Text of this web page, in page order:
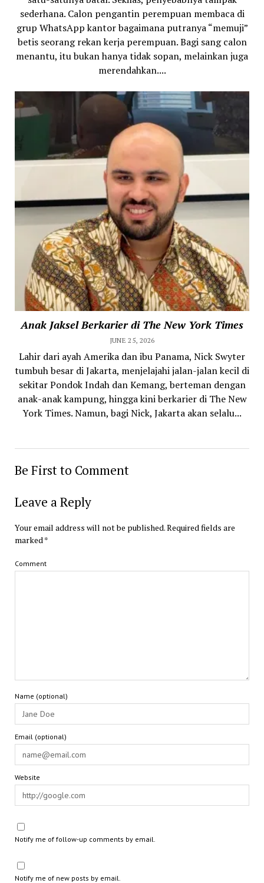
sederhana. Calon pengantin perempuan membaca di
grup WhatsApp kantor bagaimana putranya “memuji”
betis seorang rekan kerja perempuan. Bagi sang calon
menantu, itu bukan hanya tidak sopan, melainkan juga
merendahkan....
Anak Jaksel Berkarier di The New York Times
JUNE 25, 2026
Lahir dari ayah Amerika dan ibu Panama, Nick Swyter
tumbuh besar di Jakarta, menjelajahi jalan-jalan kecil di
sekitar Pondok Indah dan Kemang, berteman dengan
anak-anak kampung, hingga kini berkarier di The New
York Times. Namun, bagi Nick, Jakarta akan selalu...
Be First to Comment
Leave a Reply
Your email address will not be published.Required fields are
marked*
Comment
Name (optional)
Email (optional)
Website
Notify me of follow-up comments by email.
Notify me of new posts by email.